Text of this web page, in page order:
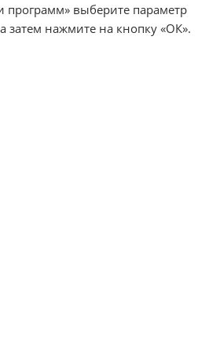
программ» выберите параметр
затем нажмите на кнопку «ОК».